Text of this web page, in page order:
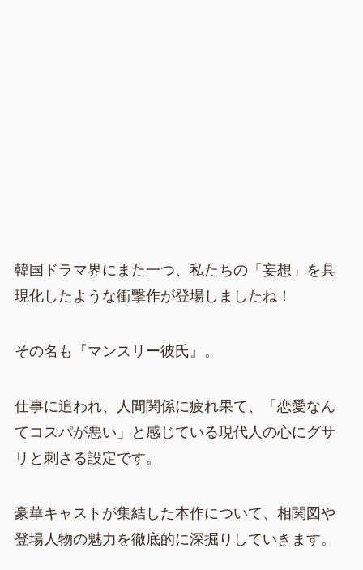
韓国ドラマ界にまた一つ、私たちの「妄想」を具
現化したような衝撃作が登場しましたね！
その名も『マンスリー彼氏』。
仕事に追われ、人間関係に疲れ果て、「恋愛なん
てコスパが悪い」と感じている現代人の心にグサ
リと刺さる設定です。
豪華キャストが集結した本作について、相関図や
登場人物の魅力を徹底的に深掘りしていきます。